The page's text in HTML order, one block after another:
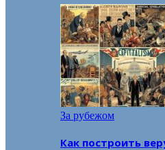
За рубежом
Как построить